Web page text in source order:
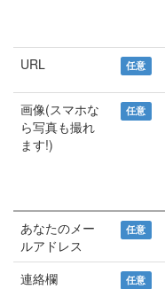
URL 任意
画像(スマホな
ら写真も撮れ
ます!)
任意
あなたのメー
ルアドレス
任意
連絡欄 任意